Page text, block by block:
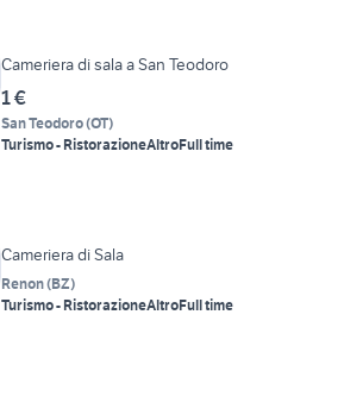
Cameriera di sala a San Teodoro
1 €
San Teodoro(OT)
Turismo - RistorazioneAltroFull time
Cameriera di Sala
Renon(BZ)
Turismo - RistorazioneAltroFull time